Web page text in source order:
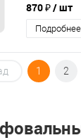
870 ₽/ шт
Подробнее
1 2